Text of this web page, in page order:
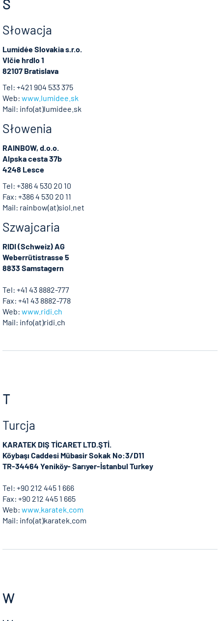
S
Słowacja
Lumidée Slovakia s.r.o.
Vlčie hrdlo 1
82107 Bratislava
Tel: +421 904 533 375
Web: www.lumidee.sk
Mail: info(at)lumidee.sk
Słowenia
RAINBOW, d.o.o.
Alpska cesta 37b
4248 Lesce
Tel: +386 4 530 20 10
Fax: +386 4 530 20 11
Mail: rainbow(at)siol.net
Szwajcaria
RIDI (Schweiz) AG
Weberrütistrasse 5
8833 Samstagern
Tel: +41 43 8882-777
Fax: +41 43 8882-778
Web: www.ridi.ch
Mail: info(at)ridi.ch
T
Turcja
KARATEK DIŞ TİCARET LTD.ŞTİ.
Köybaşı Caddesi Mübasir Sokak No:3/D11
TR-34464 Yeniköy- Sarıyer-İstanbul Turkey
Tel: +90 212 445 1 666
Fax: +90 212 445 1 665
Web: www.karatek.com
Mail: info(at)karatek.com
W